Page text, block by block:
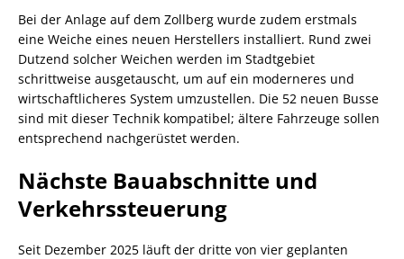
Bei der Anlage auf dem Zollberg wurde zudem erstmals
eine Weiche eines neuen Herstellers installiert. Rund zwei
Dutzend solcher Weichen werden im Stadtgebiet
schrittweise ausgetauscht, um auf ein moderneres und
wirtschaftlicheres System umzustellen. Die 52 neuen Busse
sind mit dieser Technik kompatibel; ältere Fahrzeuge sollen
entsprechend nachgerüstet werden.
Nächste Bauabschnitte und
Verkehrssteuerung
Seit Dezember 2025 läuft der dritte von vier geplanten